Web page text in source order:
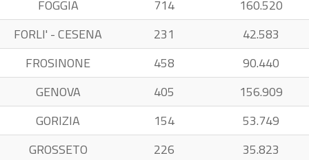
FOGGIA 714
160.520
FORLI' - CESENA
231
42.583
FROSINONE
458
90.440
GENOVA
405
156.909
GORIZIA
154
53.749
GROSSETO
226
35.823